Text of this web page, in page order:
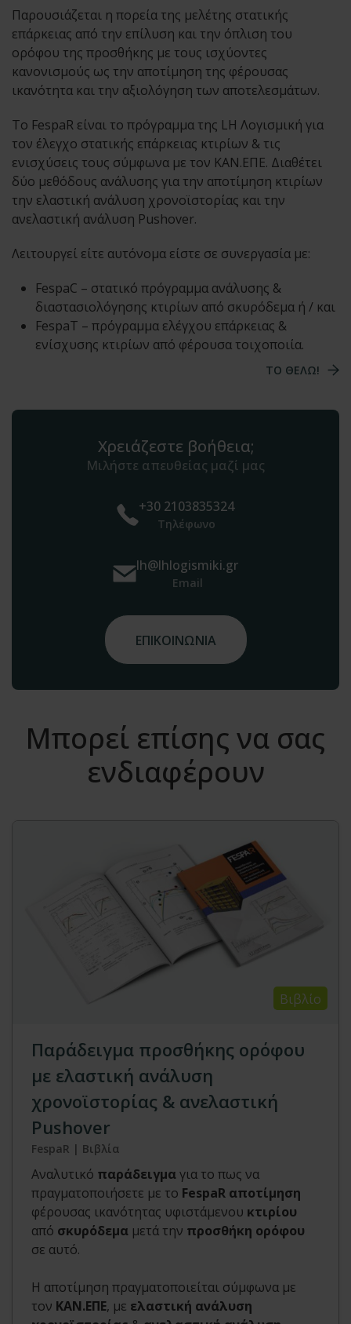
Παρουσιάζεται η πορεία της μελέτης στατικής
επάρκειας από την επίλυση και την όπλιση του
ορόφου της προσθήκης με τους ισχύοντες
κανονισμούς ως την αποτίμηση της φέρουσας
ικανότητα και την αξιολόγηση των αποτελεσμάτων.
Το FespaR είναι το πρόγραμμα της LH Λογισμική για
τον έλεγχο στατικής επάρκειας κτιρίων & τις
ενισχύσεις τους σύμφωνα με τον ΚΑΝ.ΕΠΕ. Διαθέτει
δύο μεθόδους ανάλυσης για την αποτίμηση κτιρίων
την ελαστική ανάλυση χρονοϊστορίας και την
ανελαστική ανάλυση Pushover.
Λειτουργεί είτε αυτόνομα είστε σε συνεργασία με:
FespaC – στατικό πρόγραμμα ανάλυσης &
διαστασιολόγησης κτιρίων από σκυρόδεμα ή / και
FespaT – πρόγραμμα ελέγχου επάρκειας &
ενίσχυσης κτιρίων από φέρουσα τοιχοποιία.
TO ΘΕΛΩ!
Χρειάζεστε βοήθεια;
Μιλήστε απευθείας μαζί μας
+30 2103835324
Τηλέφωνο
lh@lhlogismiki.gr
Email
ΕΠΙΚΟΙΝΩΝΙΑ
Μπορεί επίσης να σας
ενδιαφέρουν
Βιβλίο
Παράδειγμα προσθήκης ορόφου
με ελαστική ανάλυση
χρονοϊστορίας & ανελαστική
Pushover
FespaR | Βιβλία
Αναλυτικό παράδειγμαγια το πως να
πραγματοποιήσετε με το FespaR αποτίμηση
φέρουσας ικανότητας υφιστάμενου κτιρίου
από σκυρόδεμα μετά την προσθήκη ορόφου
σε αυτό.
Η αποτίμηση πραγματοποιείται σύμφωνα με
τον ΚΑΝ.ΕΠΕ, με ελαστική ανάλυση